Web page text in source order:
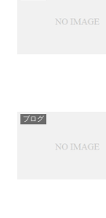
ブログ